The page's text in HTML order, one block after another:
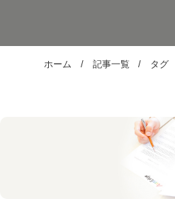
ホーム 記事一覧 タグ